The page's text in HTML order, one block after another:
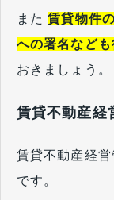
また賃貸物件
への署名なども
おきましょう。
賃貸不動産経
賃貸不動産経
です。